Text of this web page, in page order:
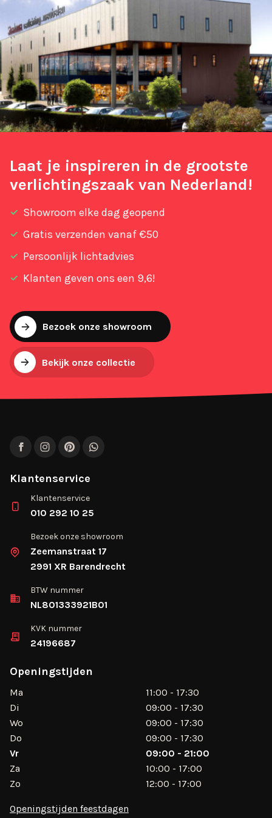
Laat je inspireren in de grootste
verlichtingszaak van Nederland!
Showroom elke dag geopend
Gratis verzenden vanaf €50
Persoonlijk lichtadvies
Klanten geven ons een 9,6!
Bezoek onze showroom
Bekijk onze collectie
FacebookInstagram
PinterestWhatsApp
Klantenservice
Klantenservice
010 292 10 25
Bezoek onze showroom
Zeemanstraat 17
2991 XR Barendrecht
BTW nummer
NL801333921B01
KVK nummer
24196687
Openingstijden
Ma
11:00 - 17:30
Di
09:00 - 17:30
Wo
09:00 - 17:30
Do
09:00 - 17:30
Vr
09:00 - 21:00
Za
10:00 - 17:00
Zo
12:00 - 17:00
Openingstijden feestdagen